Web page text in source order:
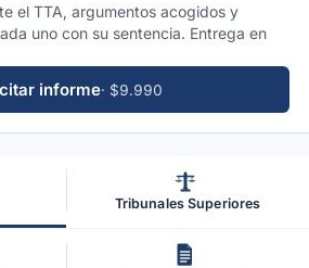
el TTA, argumentos acogidos y
uno con su sentencia. Entrega en
informe· $9.990
Tribunales Superiores